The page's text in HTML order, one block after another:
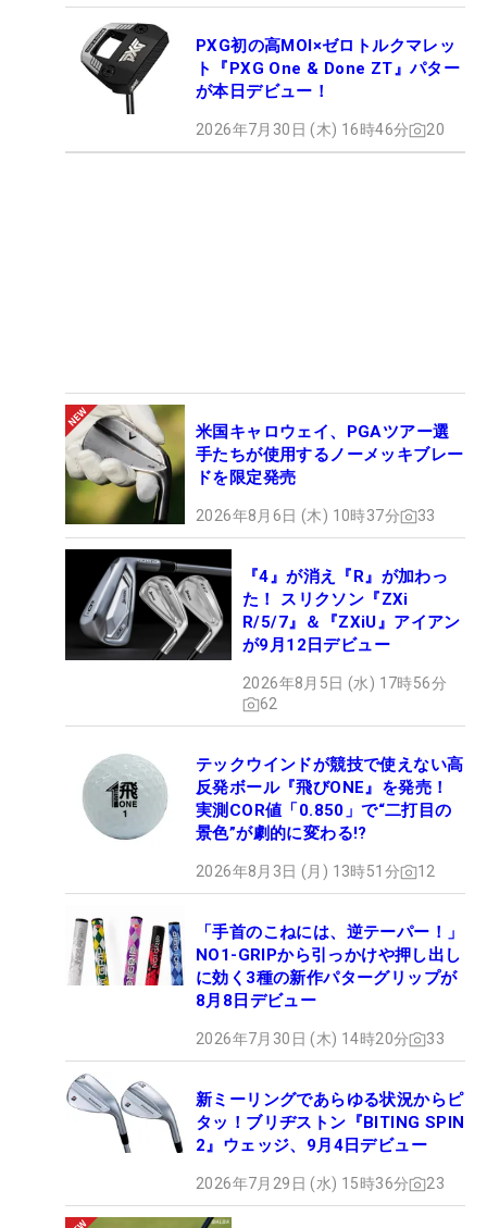
PXG初の高MOI×ゼロトルクマレッ
ト『PXG One & Done ZT』パター
が本日デビュー！
2026年7月30日 (木) 16時46分 20
米国キャロウェイ、PGAツアー選
手たちが使用するノーメッキブレー
ドを限定発売
2026年8月6日 (木) 10時37分 33
『4』が消え『R』が加わっ
た！ スリクソン『ZXi
R/5/7』＆『ZXiU』アイアン
が9月12日デビュー
2026年8月5日 (水) 17時56分
62
テックウインドが競技で使えない高
反発ボール『飛びONE』を発売！
実測COR値「0.850」で“二打目の
景色”が劇的に変わる!?
2026年8月3日 (月) 13時51分 12
「手首のこねには、逆テーパー！」
NO1-GRIPから引っかけや押し出し
に効く3種の新作パターグリップが
8月8日デビュー
2026年7月30日 (木) 14時20分 33
新ミーリングであらゆる状況からピ
タッ！ブリヂストン『BITING SPIN
2』ウェッジ、9月4日デビュー
2026年7月29日 (水) 15時36分 23